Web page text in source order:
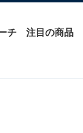
チ 注目の商品